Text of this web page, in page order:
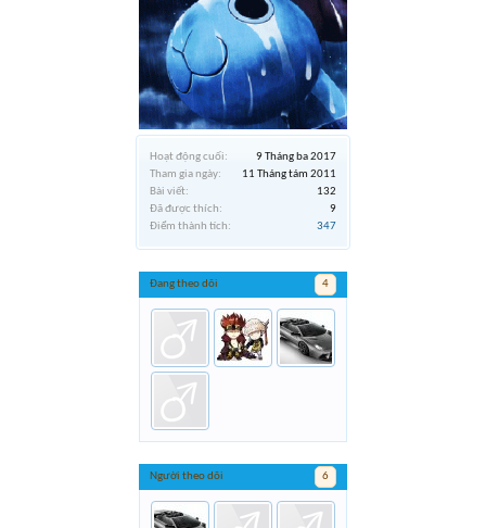
Hoạt động cuối:
9 Tháng ba 2017
Tham gia ngày:
11 Tháng tám 2011
Bài viết:
132
Đã được thích:
9
Điểm thành tích:
347
Đang theo dõi 4
Người theo dõi 6